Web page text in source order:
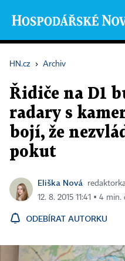
HN.cz › Archiv
Řidiče na D1
radary s
bojí, že
pokut
Eliška Nová
redaktorka
12. 8. 2015 11:41 ▪ 4 min.
ODEBÍRAT AUTORKU